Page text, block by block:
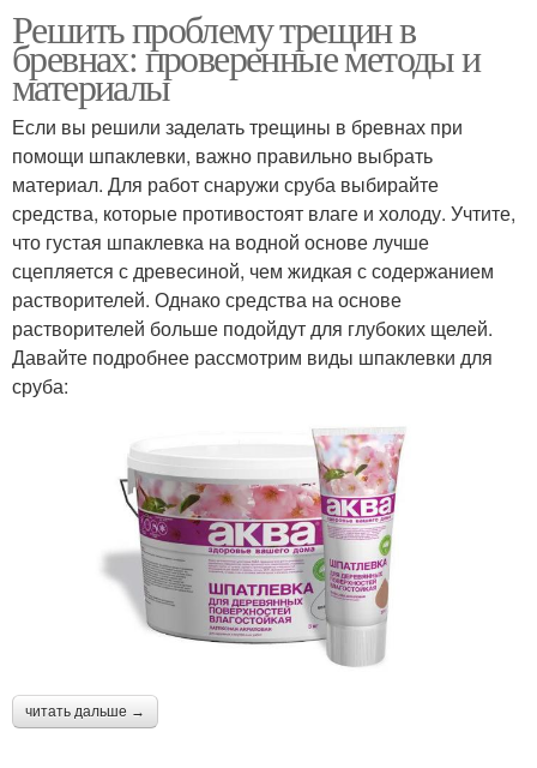
Решить проблему трещин в
бревнах: проверенные методы и
материалы
Если вы решили заделать трещины в бревнах при
помощи шпаклевки, важно правильно выбрать
материал. Для работ снаружи сруба выбирайте
средства, которые противостоят влаге и холоду. Учтите,
что густая шпаклевка на водной основе лучше
сцепляется с древесиной, чем жидкая с содержанием
растворителей. Однако средства на основе
растворителей больше подойдут для глубоких щелей.
Давайте подробнее рассмотрим виды шпаклевки для
сруба:
читать дальше →